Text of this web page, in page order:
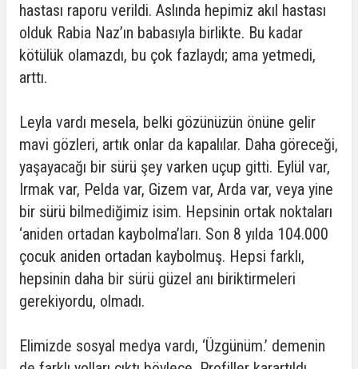
hastası raporu verildi. Aslında hepimiz akıl hastası
olduk Rabia Naz’ın babasıyla birlikte. Bu kadar
kötülük olamazdı, bu çok fazlaydı; ama yetmedi,
arttı.
Leyla vardı mesela, belki gözünüzün önüne gelir
mavi gözleri, artık onlar da kapalılar. Daha göreceği,
yaşayacağı bir sürü şey varken uçup gitti. Eylül var,
Irmak var, Pelda var, Gizem var, Arda var, veya yine
bir sürü bilmediğimiz isim. Hepsinin ortak noktaları
‘aniden ortadan kaybolma’ları. Son 8 yılda 104.000
çocuk aniden ortadan kaybolmuş. Hepsi farklı,
hepsinin daha bir sürü güzel anı biriktirmeleri
gerekiyordu, olmadı.
Elimizde sosyal medya vardı, ‘Üzgünüm.’ demenin